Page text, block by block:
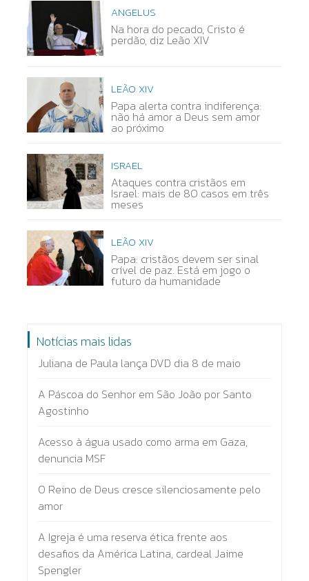
ANGELUS
Na hora do pecado, Cristo é
perdão, diz Leão XIV
LEÃO XIV
Papa alerta contra indiferença:
não há amor a Deus sem amor
ao próximo
ISRAEL
Ataques contra cristãos em
Israel: mais de 80 casos em três
meses
LEÃO XIV
Papa: cristãos devem ser sinal
crível de paz. Está em jogo o
futuro da humanidade
Notícias mais lidas
Juliana de Paula lança DVD dia 8 de maio
A Páscoa do Senhor em São João por Santo
Agostinho
Acesso à água usado como arma em Gaza,
denuncia MSF
O Reino de Deus cresce silenciosamente pelo
amor
A Igreja é uma reserva ética frente aos
desafios da América Latina, cardeal Jaime
Spengler